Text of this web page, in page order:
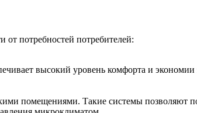
от потребностей потребителей:
высокий уровень комфорта и
помещениями. Такие системы позволяют